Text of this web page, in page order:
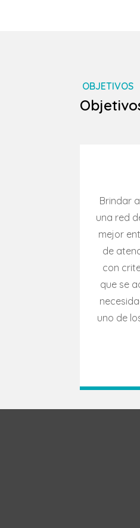
OBJETIVOS
Brindar
una red
mejor
de
con
que se
uno de